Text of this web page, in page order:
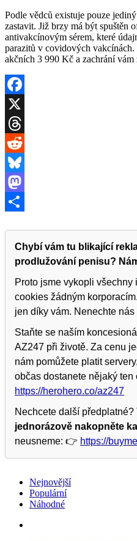
Podle vědců existuje pouze
zastavit. Již brzy má být spuštěn
antivakcínovým sérem, které
parazitů v covidových vakcínách.
akčních 3 990 Kč a zachrání vám
Facebook
X
Threads
Reddit
Bluesky
Mastodon
Chybí vám tu blikající
prodlužování penisu?
Proto jsme vykopli
cookies žádným
jen díky vám. Nenechte nás
Staňte se naším
AZ247 při životě. Za cenu
nám pomůžete platit
občas dostanete nějaký
https://herohero.co/az247
Nechcete další
jednorázově nakopněte
neusneme: 👉 https://
Nejnovější
Populární
Náhodné